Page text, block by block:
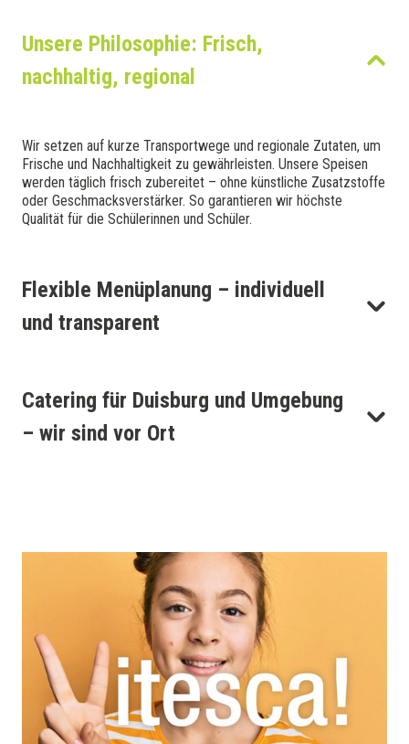
Unsere Philosophie: Frisch,
nachhaltig, regional
Wir setzen auf kurze Transportwege und regionale Zutaten, um
Frische und Nachhaltigkeit zu gewährleisten. Unsere Speisen
werden täglich frisch zubereitet – ohne künstliche Zusatzstoffe
oder Geschmacksverstärker. So garantieren wir höchste
Qualität für die Schülerinnen und Schüler.
Flexible Menüplanung – individuell
und transparent
Catering für Duisburg und Umgebung
– wir sind vor Ort